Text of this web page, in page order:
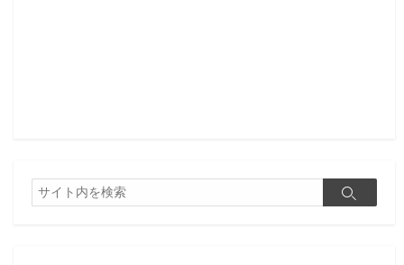
検
索
検